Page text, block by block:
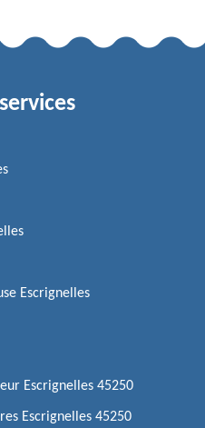
Escrignelles
Escrignelles 45250
Escrignelles 45250